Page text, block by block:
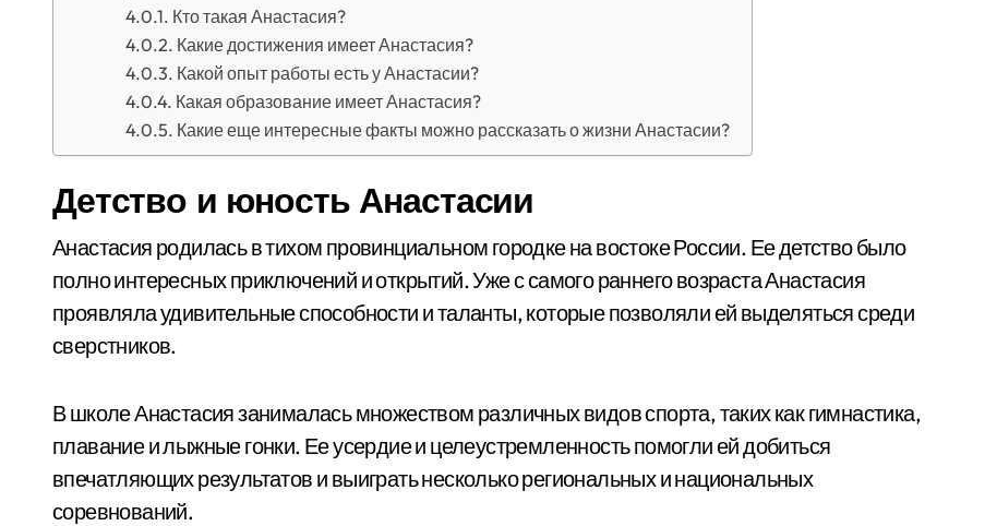
Кто такая Анастасия?
Какие достижения имеет Анастасия?
Какой опыт работы есть у Анастасии?
Какая образование имеет Анастасия?
Какие еще интересные факты можно рассказать о жизни Анастасии?
Детство и юность Анастасии
Анастасия родилась в тихом провинциальном городке на востоке России. Ее детство было
полно интересных приключений и открытий. Уже с самого раннего возраста Анастасия
проявляла удивительные способности и таланты, которые позволяли ей выделяться среди
сверстников.
В школе Анастасия занималась множеством различных видов спорта, таких как гимнастика,
плавание и лыжные гонки. Ее усердие и целеустремленность помогли ей добиться
впечатляющих результатов и выиграть несколько региональных и национальных
соревнований.